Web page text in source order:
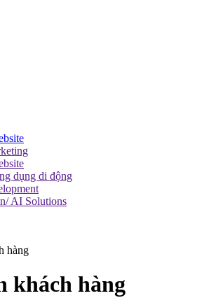
dụng di động
AI Solutions
hàng
khách hàng